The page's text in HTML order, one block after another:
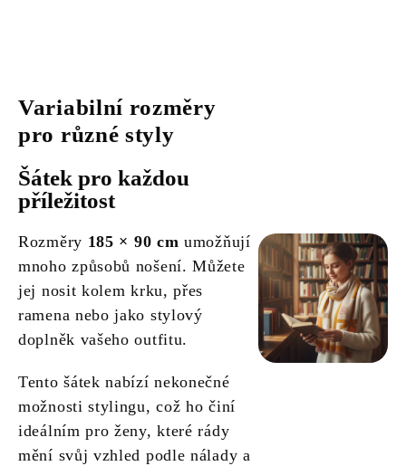
Variabilní rozměry
pro různé styly
Šátek pro každou
příležitost
Rozměry 185 × 90 cm umožňují
mnoho způsobů nošení. Můžete
jej nosit kolem krku, přes
ramena nebo jako stylový
doplněk vašeho outfitu.
Tento šátek nabízí nekonečné
možnosti stylingu, což ho činí
ideálním pro ženy, které rády
mění svůj vzhled podle nálady a